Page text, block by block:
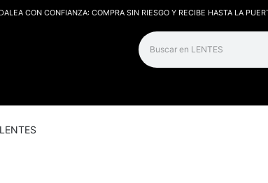
CON CONFIANZA: COMPRA SIN RIESGO Y RECIBE HASTA LA
LENTES